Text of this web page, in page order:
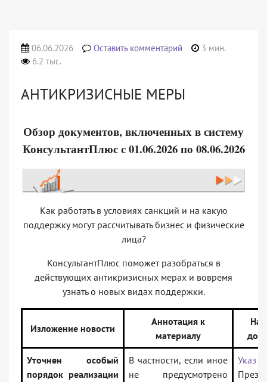
06.06.2026 Оставить комментарий
3 мин.
6.2 тыс.
АНТИКРИЗИСНЫЕ МЕРЫ
Обзор документов, включенных в систему
КонсультантПлюс с 01.06.2026 по 08.06.2026
Как работать в условиях санкций и на какую
поддержку могут рассчитывать бизнес и физические
лица?
КонсультантПлюс поможет разобраться в
действующих антикризисных мерах и вовремя
узнать о новых видах поддержки.
Изложение новости
Аннотация к
материалу
Уточнен особый
порядок реализации
В частности, если иное
не предусмотрено
Указ